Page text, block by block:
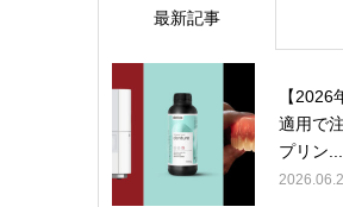
最新記事
【2026
適用で
プリン...